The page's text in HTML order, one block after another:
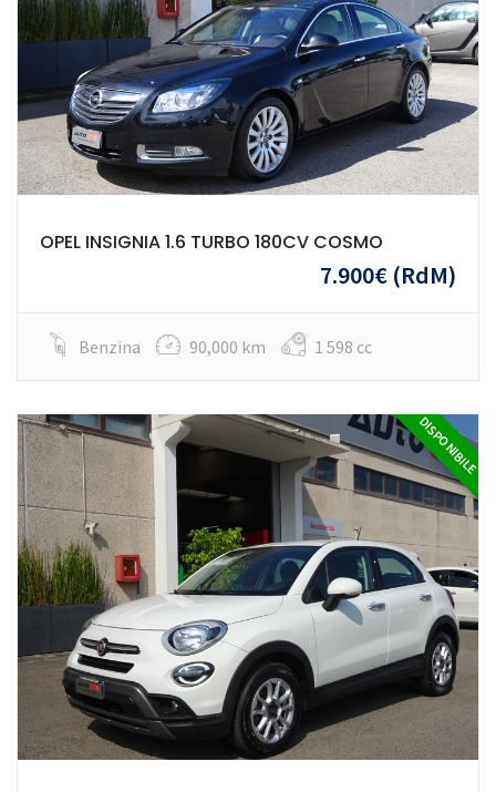
OPEL INSIGNIA 1.6 TURBO 180CV COSMO
7.900€ (RdM)
Benzina 90,000 km 1 598 cc
DISPONIBILE